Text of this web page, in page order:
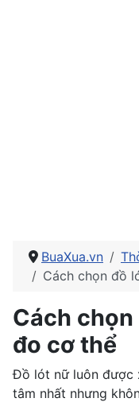
BuaXua.vn
Cách chọn đồ
Cách
đo cơ thể
Đồ lót nữ luôn được
tâm nhất nhưng